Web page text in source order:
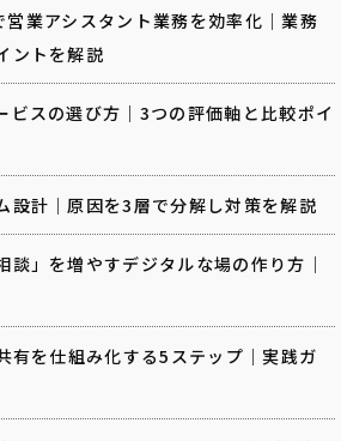
業アシスタント業務を効率化｜業務
ントを解説
ビスの選び方｜3つの評価軸と比較ポイ
設計｜原因を3層で分解し対策を解説
談」を増やすデジタルな場の作り方｜
有を仕組み化する5ステップ｜実践ガ